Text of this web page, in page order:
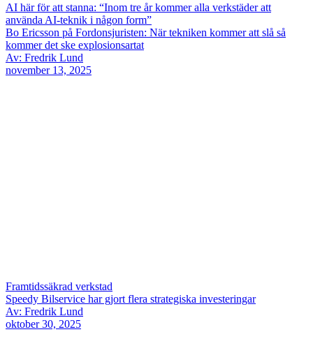
AI här för att stanna: “Inom tre år kommer alla verkstäder att
använda AI-teknik i någon form”
Bo Ericsson på Fordonsjuristen: När tekniken kommer att slå så
kommer det ske explosionsartat
Av: Fredrik Lund
november 13, 2025
Framtidssäkrad verkstad
Speedy Bilservice har gjort flera strategiska investeringar
Av: Fredrik Lund
oktober 30, 2025